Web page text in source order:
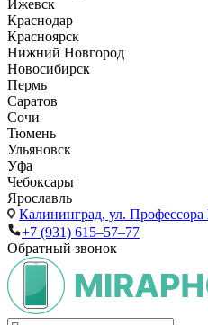
Ижевск
Краснодар
Красноярск
Нижний Новгород
Новосибирск
Пермь
Саратов
Сочи
Тюмень
Ульяновск
Уфа
Чебоксары
Ярославль
Калининград, ул.
+7 (931) 615‒57‒77
Обратный звонок